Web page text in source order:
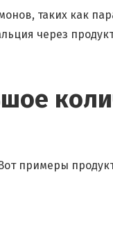
таких как
через
примеры